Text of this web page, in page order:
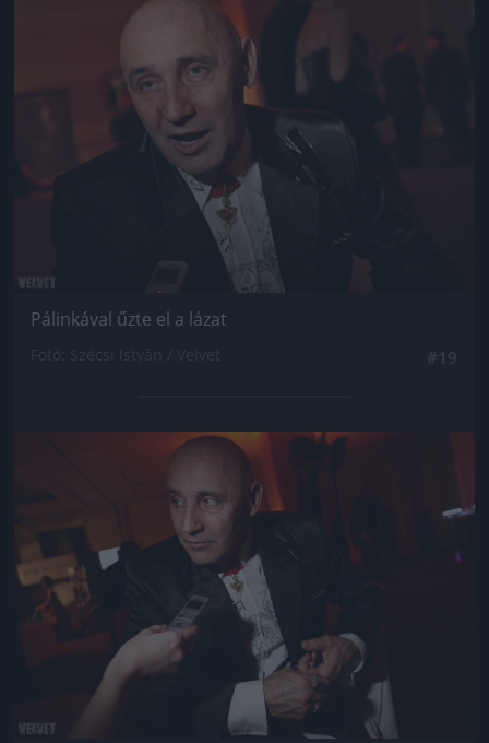
Jön még kép!
Pálinkával űzte el a lázat
Jön még kép!